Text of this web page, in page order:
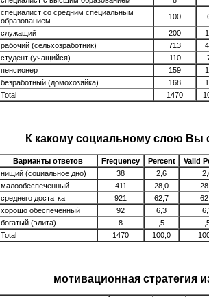
специалист со средним специальным
образованием
100
служащий
200
рабочий (сельхозработник)
713
студент (учащийся)
110
пенсионер
159
безработный (домохозяйка)
168
Total
1470
К какому социальному слою Вы
Варианты ответов Frequency Percent
Valid
нищий (социальное дно)
38 2,6
малообеспеченный
411 28,0
среднего достатка
921 62,7
хорошо обеспеченный
92 6,3
богатый (элита)
8 ,5
Total
1470 100,0
мотивационная стратегия